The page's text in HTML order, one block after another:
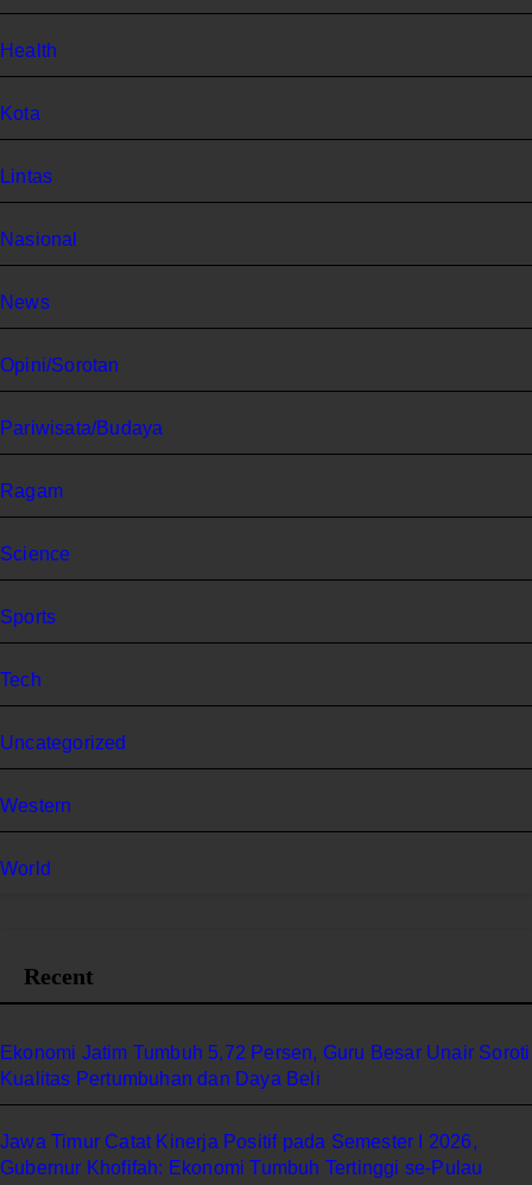
Health
Kota
Lintas
Nasional
News
Opini/Sorotan
Pariwisata/Budaya
Ragam
Science
Sports
Tech
Uncategorized
Western
World
Recent
Ekonomi Jatim Tumbuh 5,72 Persen, Guru Besar Unair Soroti
Kualitas Pertumbuhan dan Daya Beli
Jawa Timur Catat Kinerja Positif pada Semester I 2026,
Gubernur Khofifah: Ekonomi Tumbuh Tertinggi se-Pulau